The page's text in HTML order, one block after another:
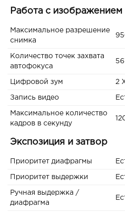
Работа с изображением
Максимальное разрешение
снимка
Количество точек захвата
автофокуса
Цифровой зум 2
Запись видео
Максимальное количество
кадров в секунду
Экспозиция и затвор
Приоритет диафрагмы
Приоритет выдержки
Ручная выдержка /
диафрагма